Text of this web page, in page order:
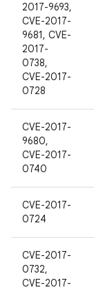
2017-9693,
CVE-2017-
9681, CVE-
2017-
0738,
CVE-2017-
0728
CVE-2017-
9680,
CVE-2017-
0740
CVE-2017-
0724
CVE-2017-
0732,
CVE-2017-